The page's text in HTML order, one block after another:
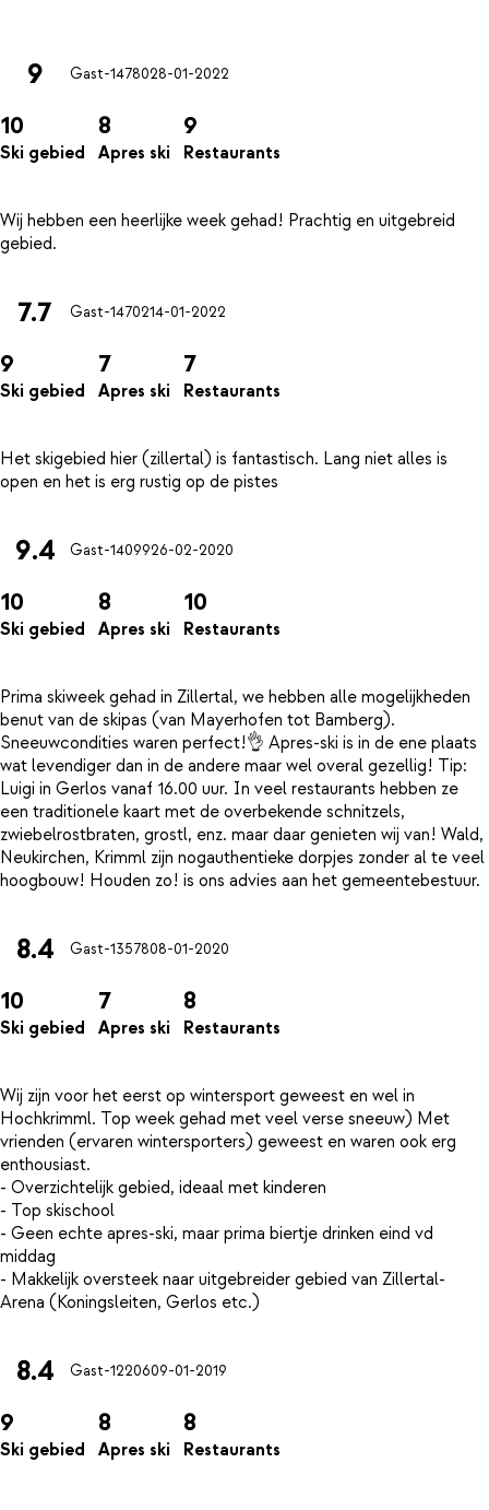
9 Gast-1478028-01-2022
10
Ski gebied
8
Apres ski
9
Restaurants
Wij hebben een heerlijke week gehad! Prachtig en uitgebreid
7.7 Gast-1470214-01-2022
9
Ski gebied
7
Apres ski
7
Restaurants
Het skigebied hier (zillertal) is fantastisch. Lang niet alles is
9.4 Gast-1409926-02-2020
10
Ski gebied
8
Apres ski
10
Restaurants
Prima skiweek gehad in Zillertal, we hebben alle mogelijkheden
benut van de skipas (van Mayerhofen tot Bamberg).
Sneeuwcondities waren perfect!👌 Apres-ski is in de ene plaats
wat levendiger dan in de andere maar wel overal gezellig! Tip:
Luigi in Gerlos vanaf 16.00 uur. In veel restaurants hebben ze
een traditionele kaart met de overbekende schnitzels,
zwiebelrostbraten, grostl, enz. maar daar genieten wij van! Wald,
Neukirchen, Krimml zijn nogauthentieke dorpjes zonder al te veel
8.4 Gast-1357808-01-2020
10
Ski gebied
7
Apres ski
8
Restaurants
Wij zijn voor het eerst op wintersport geweest en wel in
Hochkrimml. Top week gehad met veel verse sneeuw) Met
vrienden (ervaren wintersporters) geweest en waren ook erg
enthousiast.
- Overzichtelijk gebied, ideaal met kinderen
- Top skischool
- Geen echte apres-ski, maar prima biertje drinken eind vd
middag
- Makkelijk oversteek naar uitgebreider gebied van Zillertal-
8.4 Gast-1220609-01-2019
9
Ski gebied
8
Apres ski
8
Restaurants